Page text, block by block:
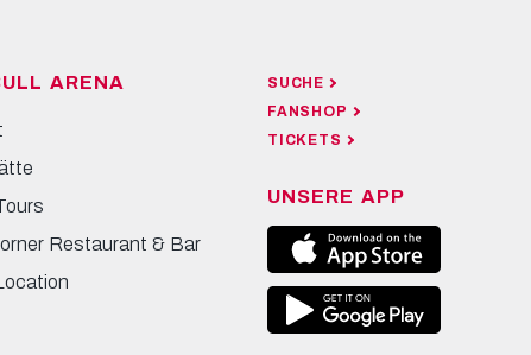
ARENA
Restaurant & Bar
SUCHE
FANSHOP
TICKETS
UNSERE APP